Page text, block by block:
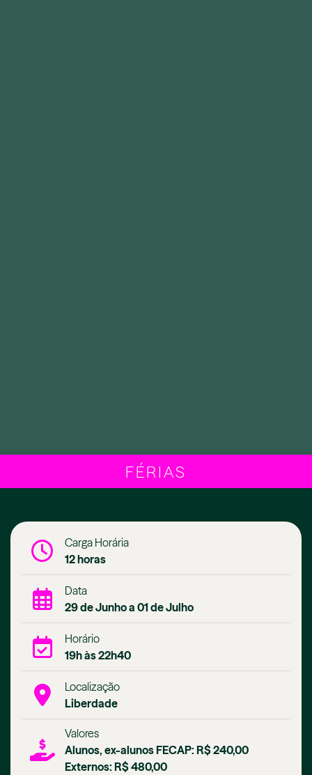
FÉRIAS
Carga Horária
12 horas
Data
29 de Junho a 01 de Julho
Horário
19h às 22h40
Localização
Liberdade
Valores
Alunos, ex-alunos FECAP: R$ 240,00
Externos: R$ 480,00